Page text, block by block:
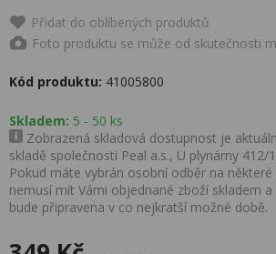
Přidat do oblíbených produktů
Foto produktu se může od skutečnosti
Kód produktu: 41005800
Skladem: 5 - 50 ks
Zobrazená skladová dostupnost je
skladě společnosti Peal a.s., U plynárny 412/
Pokud máte vybrán osobní odběr na
nemusí mít Vámi objednané zboží skladem a
bude připravena v co nejkratší možné době.